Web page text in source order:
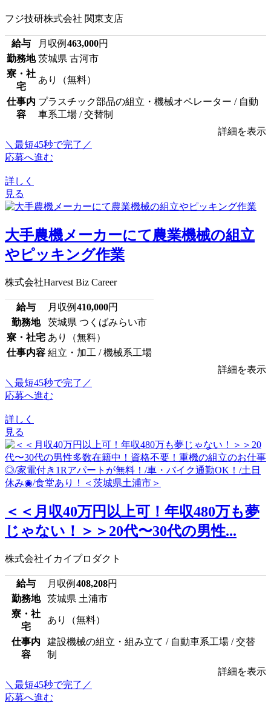
フジ技研株式会社 関東支店
給与 月収例 463,000円
勤務地 茨城県 古河市
寮・社
宅
あり（無料）
仕事内
容
プラスチック部品の組立・機械オペレーター / 自動
車系工場 / 交替制
詳細を表示
＼最短45秒で完了／
応募へ進む
詳しく
見る
大手農機メーカーにて農業機械の組立
やピッキング作業
株式会社Harvest Biz Career
給与 月収例 410,000円
勤務地
茨城県 つくばみらい市
寮・社宅 あり（無料）
仕事内容 組立・加工 / 機械系工場
詳細を表示
＼最短45秒で完了／
応募へ進む
詳しく
見る
＜＜月収40万円以上可！年収480万も夢
じゃない！＞＞20代〜30代の男性...
株式会社イカイプロダクト
給与 月収例 408,208円
勤務地
茨城県 土浦市
寮・社
宅
あり（無料）
仕事内
容
建設機械の組立・組み立て / 自動車系工場 / 交替
制
詳細を表示
＼最短45秒で完了／
応募へ進む